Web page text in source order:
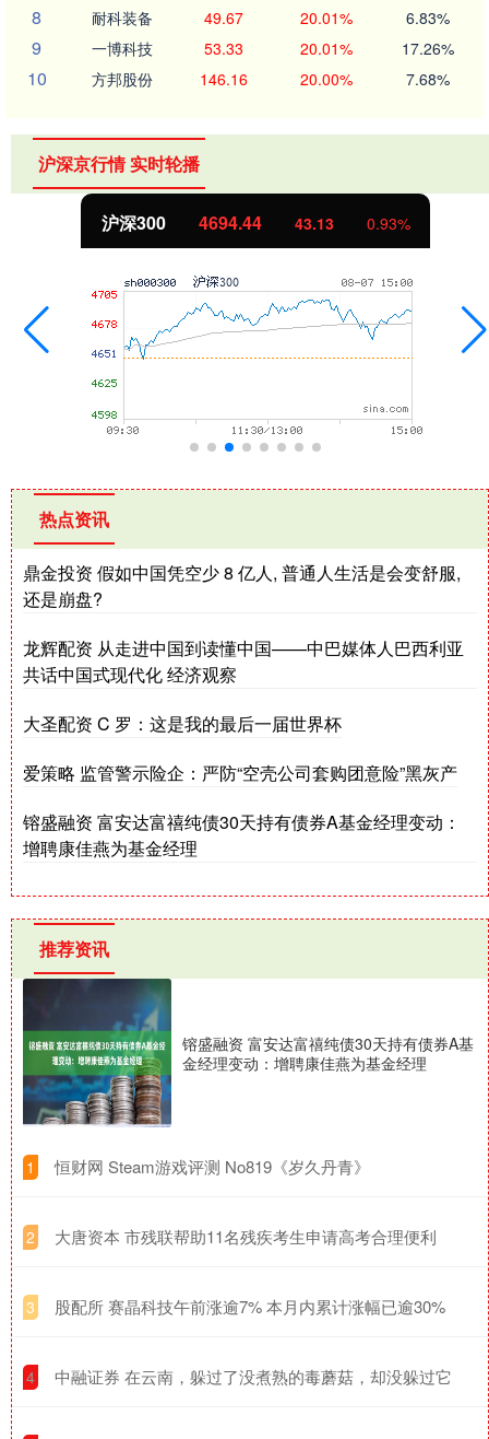
8 耐科装备 49.67 20.01% 6.83%
9 一博科技 53.33 20.01% 17.26%
10 方邦股份 146.16 20.00% 7.68%
沪深京行情 实时轮播
沪深300 4694.44 43.13 0.93%
热点资讯
鼎金投资 假如中国凭空少 8 亿人, 普通人生活是会变舒服,
还是崩盘?
龙辉配资 从走进中国到读懂中国——中巴媒体人巴西利亚
共话中国式现代化 经济观察
大圣配资 C 罗：这是我的最后一届世界杯
爱策略 监管警示险企：严防“空壳公司套购团意险”黑灰产
镕盛融资 富安达富禧纯债30天持有债券A基金经理变动：
增聘康佳燕为基金经理
推荐资讯
镕盛融资 富安达富禧纯债30天持有债券A基
金经理变动：增聘康佳燕为基金经理
1 ​恒财网 Steam游戏评测 No819《岁久丹青》
2 ​大唐资本 市残联帮助11名残疾考生申请高考合理便利
3 ​股配所 赛晶科技午前涨逾7% 本月内累计涨幅已逾30%
4 ​中融证券 在云南，躲过了没煮熟的毒蘑菇，却没躲过它